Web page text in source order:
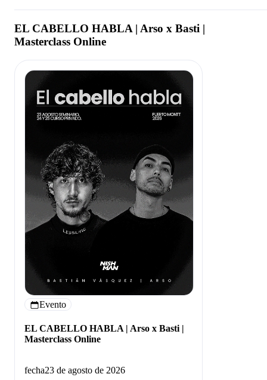
EL CABELLO HABLA | Arso x Basti |
Masterclass Online
Evento
EL CABELLO HABLA | Arso x Basti |
Masterclass Online
fecha23 de agosto de 2026